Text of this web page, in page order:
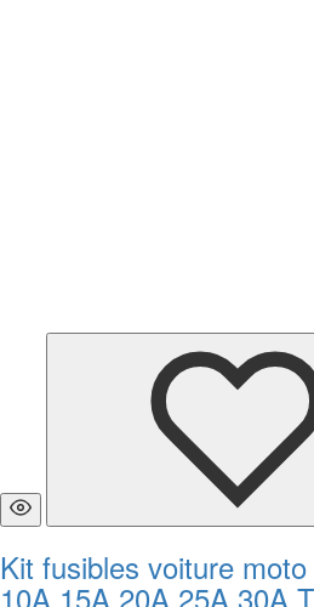
Kit fusibles voiture
10A 15A 20A 25A 30A